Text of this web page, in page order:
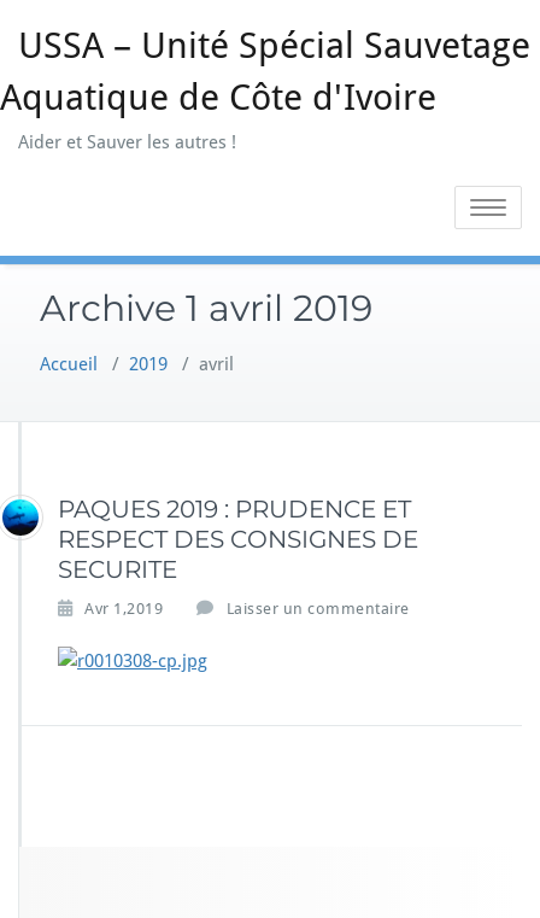
USSA – Unité Spécial Sauvetage
Aquatique de Côte d'Ivoire
Aider et Sauver les autres !
Toggle
Archive 1 avril 2019
Accueil / 2019 / avril
PAQUES 2019 : PRUDENCE ET
RESPECT DES CONSIGNES DE
SECURITE
Avr 1,2019 Laisser un commentaire